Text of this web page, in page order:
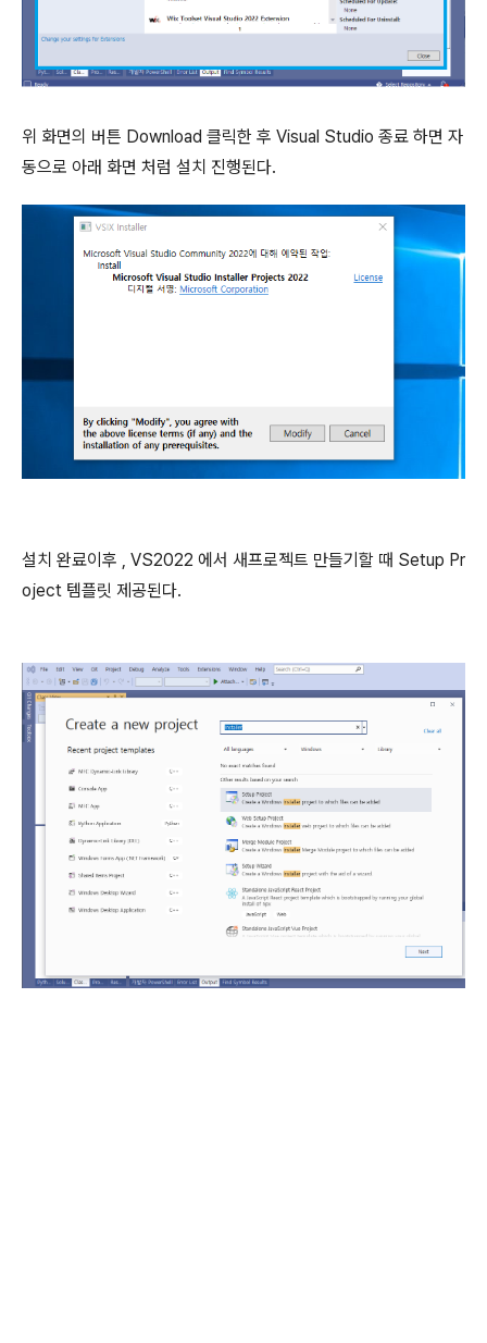
위 화면의 버튼 Download 클릭한 후 Visual Studio 종료 하면 자
동으로 아래 화면 처럼 설치 진행된다.
설치 완료이후 , VS2022 에서 새프로젝트 만들기할 때 Setup Pr
oject 템플릿 제공된다.